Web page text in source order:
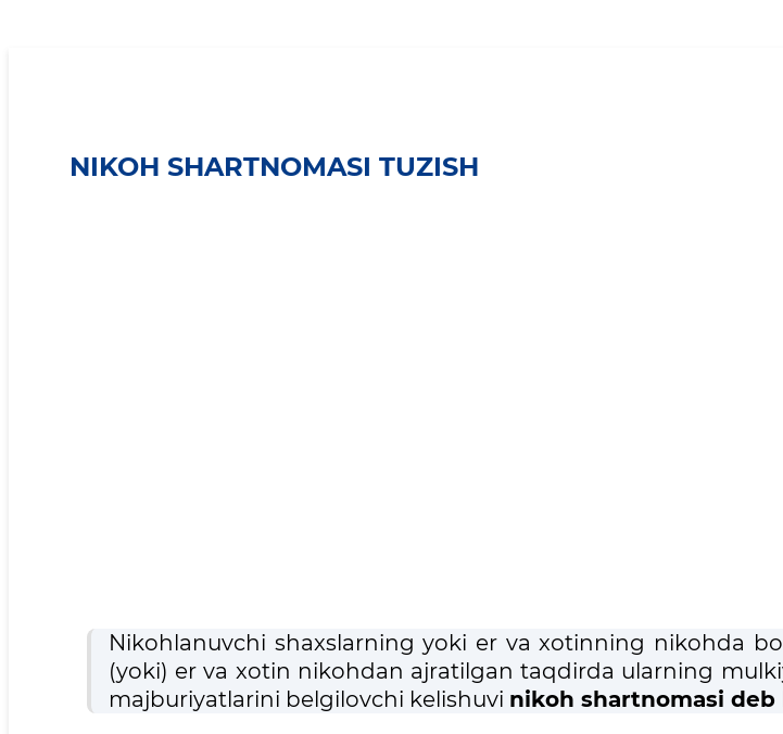
NIKOH SHARTNOMASI TUZISH
Nikohlanuvchi shaxslarning yoki er va xotinning nikohda
(yoki) er va xotin nikohdan ajratilgan taqdirda ularning
majburiyatlarini belgilovchi kelishuvi nikoh shartnomasi deb